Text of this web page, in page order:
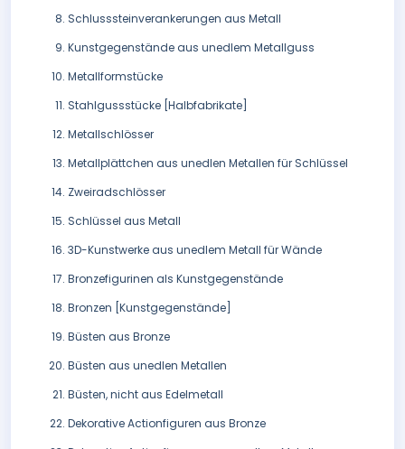
Schlusssteinverankerungen aus Metall
Kunstgegenstände aus unedlem Metallguss
Metallformstücke
Stahlgussstücke [Halbfabrikate]
Metallschlösser
Metallplättchen aus unedlen Metallen für Schlüssel
Zweiradschlösser
Schlüssel aus Metall
3D-Kunstwerke aus unedlem Metall für Wände
Bronzefigurinen als Kunstgegenstände
Bronzen [Kunstgegenstände]
Büsten aus Bronze
Büsten aus unedlen Metallen
Büsten, nicht aus Edelmetall
Dekorative Actionfiguren aus Bronze